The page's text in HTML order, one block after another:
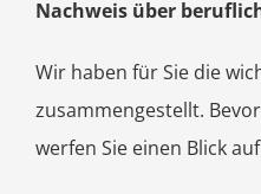
Nachweis über
Wir haben für Sie die
zusammengestellt.
werfen Sie einen Blick